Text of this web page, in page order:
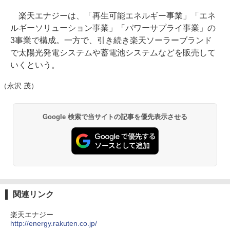
楽天エナジーは、「再生可能エネルギー事業」「エネ
ルギーソリューション事業」「パワーサプライ事業」の
3事業で構成。一方で、引き続き楽天ソーラーブランド
で太陽光発電システムや蓄電池システムなどを販売して
いくという。
（永沢 茂）
Google 検索で当サイトの記事を優先表示させる
関連リンク
楽天エナジー
http://energy.rakuten.co.jp/